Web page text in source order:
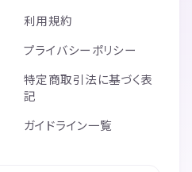
利用規約
プライバシーポリシー
特定商取引法に基づく表
記
ガイドライン一覧